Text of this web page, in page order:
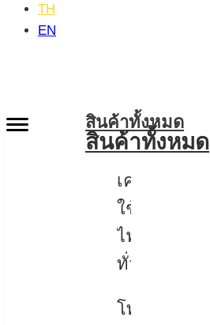
TH
EN
สินค้าทั้งหมด
สินค้าทั้งหมด
เครื่อง
ใช้
ไฟฟ้า
ทั่วไป
โทรศัพท์